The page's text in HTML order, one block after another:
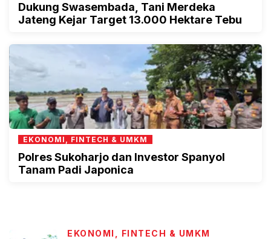
Dukung Swasembada, Tani Merdeka
Jateng Kejar Target 13.000 Hektare Tebu
EKONOMI, FINTECH & UMKM
Polres Sukoharjo dan Investor Spanyol
Tanam Padi Japonica
EKONOMI, FINTECH & UMKM